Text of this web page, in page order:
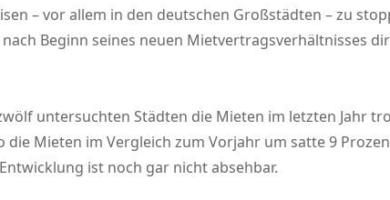
– vor allem in den deutschen Großstädten – zu
Beginn seines neuen Mietvertragsverhältnisses
untersuchten Städten die Mieten im letzten Jahr
Mieten im Vergleich zum Vorjahr um satte 9
ist noch gar nicht absehbar.